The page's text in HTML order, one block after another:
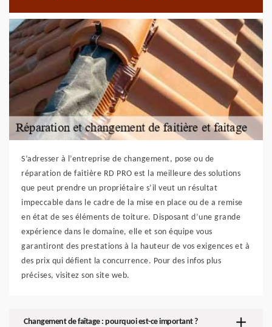
S’adresser à l’entreprise de changement, pose ou de
réparation de faitière RD PRO est la meilleure des solutions
que peut prendre un propriétaire s’il veut un résultat
impeccable dans le cadre de la mise en place ou de a remise
en état de ses éléments de toiture. Disposant d’une grande
expérience dans le domaine, elle et son équipe vous
garantiront des prestations à la hauteur de vos exigences et à
des prix qui défient la concurrence. Pour des infos plus
précises, visitez son site web.
Changement de faîtage : pourquoi est-ce important ?